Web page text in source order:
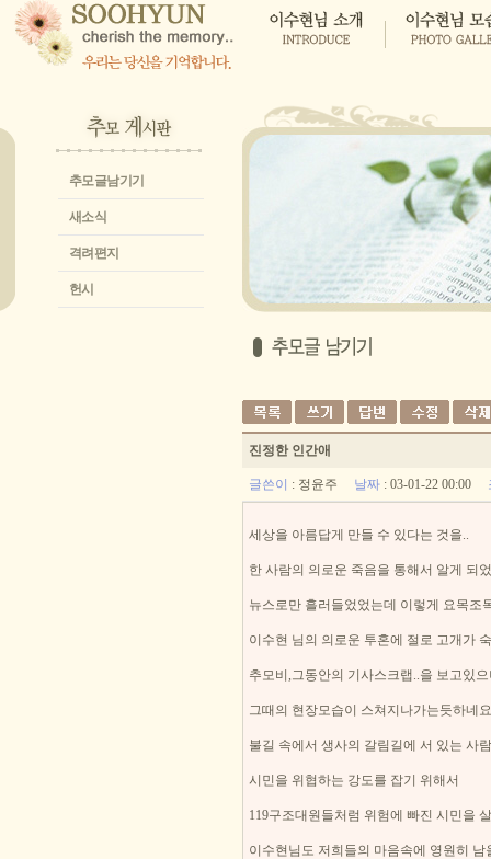
추모글남기기
새소식
격려편지
헌시
진정한 인간애
글쓴이 : 정윤주 날짜 : 03-01-22 00:00
세상을 아름답게 만들 수 있다는 것을..
한 사람의 의로운 죽음을 통해서 알게 되
뉴스로만 흘러들었었는데 이렇게 요목조
이수현 님의 의로운 투혼에 절로 고개가
추모비,그동안의 기사스크랩..을 보고있
그때의 현장모습이 스쳐지나가는듯하네
불길 속에서 생사의 갈림길에 서 있는 사
시민을 위협하는 강도를 잡기 위해서
119구조대원들처럼 위험에 빠진 시민을
이수현님도 저희들의 마음속에 영원히 남